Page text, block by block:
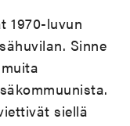
1970-luvun
Sinne
siellä